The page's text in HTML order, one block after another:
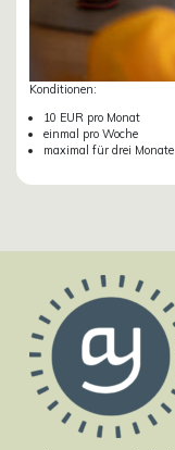
Konditionen:
10 EUR pro Monat
einmal pro Woche
maximal für drei Monate